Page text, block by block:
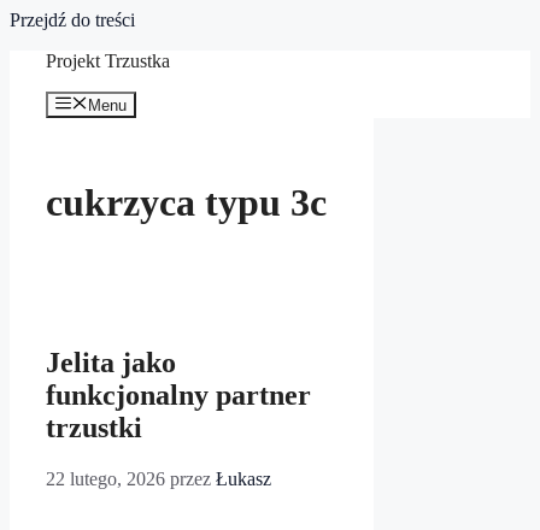
Przejdź do treści
Projekt Trzustka
Menu
cukrzyca typu 3c
Jelita jako
funkcjonalny partner
trzustki
22 lutego, 2026 przez Łukasz